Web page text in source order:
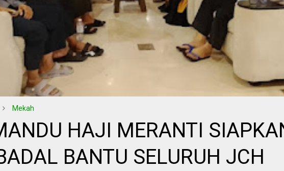
Mekah
HAJI MERANTI
BANTU SELURUH JCH